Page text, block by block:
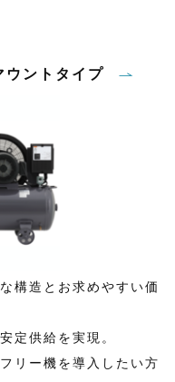
ントタイプ
構造とお求めやすい価
定供給を実現。
リー機を導入したい方